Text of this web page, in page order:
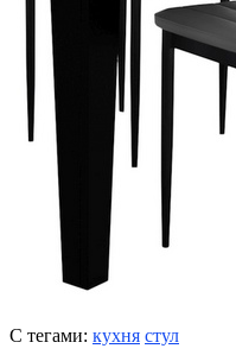
С тегами: кухня стул